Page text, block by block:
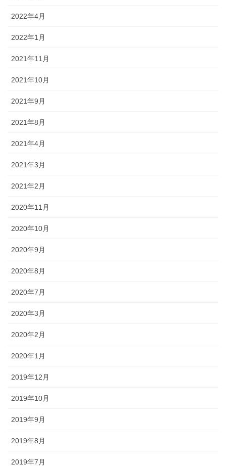
2022年4月
2022年1月
2021年11月
2021年10月
2021年9月
2021年8月
2021年4月
2021年3月
2021年2月
2020年11月
2020年10月
2020年9月
2020年8月
2020年7月
2020年3月
2020年2月
2020年1月
2019年12月
2019年10月
2019年9月
2019年8月
2019年7月